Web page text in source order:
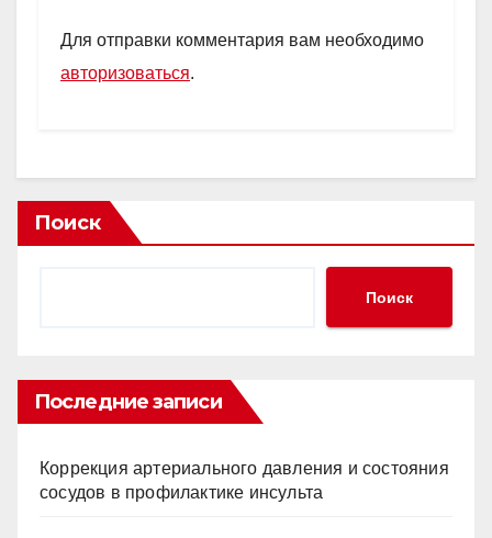
Для отправки комментария вам необходимо
авторизоваться.
Поиск
Поиск
Последние записи
Коррекция артериального давления и состояния
сосудов в профилактике инсульта